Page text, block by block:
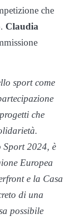
che
Claudia
sport come
che
Sport 2024, è
Europea
e la Casa
di una
possibile